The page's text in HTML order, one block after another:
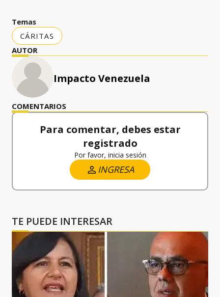
Temas
CÁRITAS
AUTOR
Impacto Venezuela
COMENTARIOS
Para comentar, debes estar
registrado
Por favor, inicia sesión
INGRESA
TE PUEDE INTERESAR